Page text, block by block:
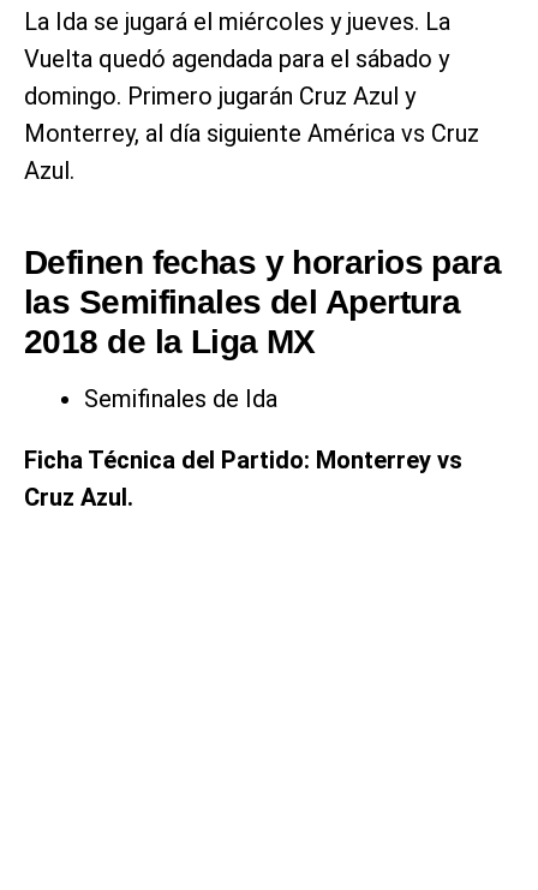
La Ida se jugará el miércoles y jueves. La
Vuelta quedó agendada para el sábado y
domingo. Primero jugarán Cruz Azul y
Monterrey, al día siguiente América vs Cruz
Azul.
Definen fechas y horarios para
las Semifinales del Apertura
2018 de la Liga MX
Semifinales de Ida
Ficha Técnica del Partido: Monterrey vs
Cruz Azul.